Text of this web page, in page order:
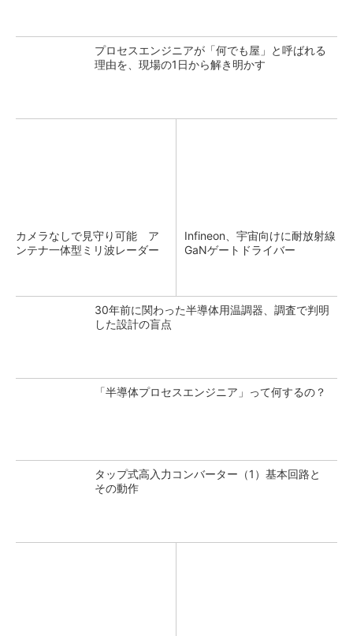
プロセスエンジニアが「何でも屋」と呼ばれる
理由を、現場の1日から解き明かす
カメラなしで見守り可能 ア
ンテナ一体型ミリ波レーダー
Infineon、宇宙向けに耐放射線
GaNゲートドライバー
30年前に関わった半導体用温調器、調査で判明
した設計の盲点
「半導体プロセスエンジニア」って何するの？
タップ式高入力コンバーター（1）基本回路と
その動作